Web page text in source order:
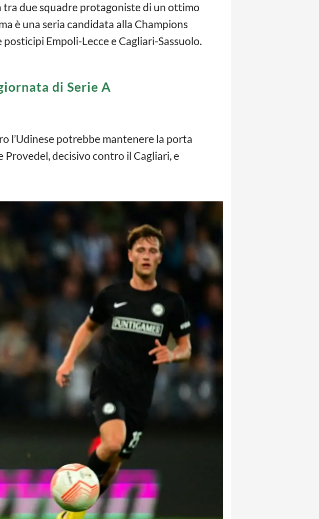
due squadre protagoniste di un ottimo
è una seria candidata alla Champions
Empoli-Lecce e Cagliari-Sassuolo.
di Serie A
l’Udinese potrebbe mantenere la porta
decisivo contro il Cagliari, e